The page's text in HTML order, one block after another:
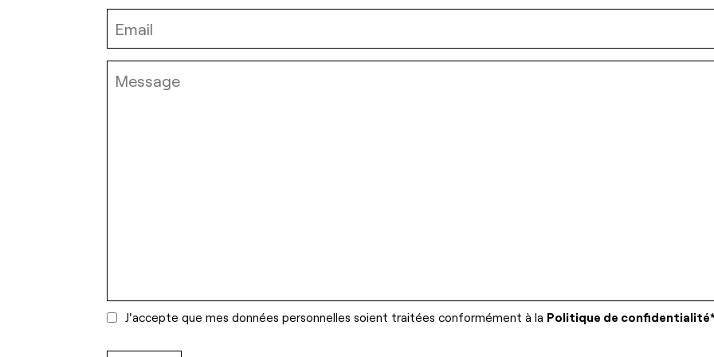
J'accepte que mes données personnelles soient traitées conformément à la Politique de